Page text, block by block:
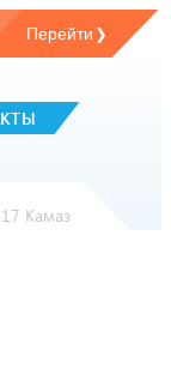
Камаз